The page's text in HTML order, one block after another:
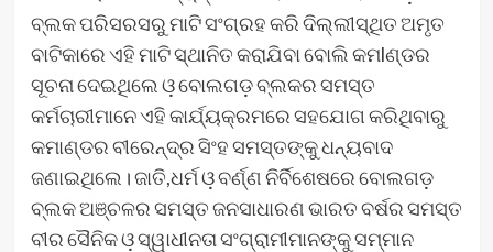
ବ୍ଲକ ପରିସରସରୁ ମାଟି ସଂଗ୍ରହ କରି ଦିଲ୍ଲୀସ୍ଥିତ ଅମୃତ
ବାଟିକାରେ ଏହି ମାଟି ସ୍ଥାନିତ କରାଯିବା ବୋଲି କମlଣ୍ଡର
ସୂଚନା ଦେଇଥିଲେ ଓ଼ ବୋଲଗଡ଼ ବ୍ଲକର ସମସ୍ତ
କର୍ମଚାରୀମାନେ ଏହି କାର୍ଯ୍ୟକ୍ରମରେ ସହଯୋଗ କରିଥିବାରୁ
କମାଣ୍ଡର ବୀରେନ୍ଦ୍ର ସିଂହ ସମସ୍ତଙ୍କୁ ଧନ୍ୟବାଦ
ଜଣାଇଥିଲେ। ଜାତି,ଧର୍ମ ଓ଼ ବର୍ଣ୍ଣ ନିର୍ବିଶେଷରେ ବୋଲଗଡ଼
ବ୍ଲକ ଅଞ୍ଚଳର ସମସ୍ତ ଜନସାଧାରଣ ଭାରତ ବର୍ଷର ସମସ୍ତ
ବୀର ସୈନିକ ଓ଼ ସ୍ୱାଧୀନତା ସଂଗ୍ରାମୀମାନଙ୍କୁ ସମ୍ମାନ